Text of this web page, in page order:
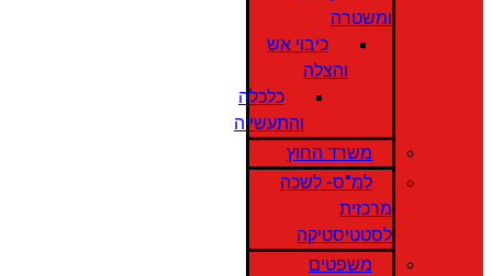
ומשטרה
כיבוי אש
והצלה
כלכלה
והתעשייה
משרד החוץ
למ"ס- לשכה
מרכזית
לסטטיסטיקה
משפטים